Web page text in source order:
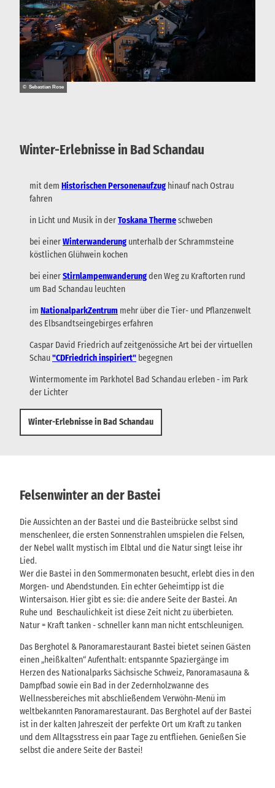
© Sebastian Rose
Winter-Erlebnisse in Bad Schandau
mit dem Historischen Personenaufzug hinauf nach Ostrau
fahren
in Licht und Musik in derToskana Thermeschweben
bei einerWinterwanderung unterhalb der Schrammsteine
köstlichen Glühwein kochen
bei einerStirnlampenwanderungden Weg zu Kraftorten rund
um Bad Schandau leuchten
im NationalparkZentrum mehr über die Tier- und Pflanzenwelt
des Elbsandtseingebirges erfahren
Caspar David Friedrich auf zeitgenössiche Art bei der virtuellen
Schau"CDFriedrich inspiriert" begegnen
Wintermomente im Parkhotel Bad Schandau erleben - im Park
der Lichter
Winter-Erlebnisse in Bad Schandau
Felsenwinter an der Bastei
Die Aussichten an der Bastei und die Basteibrücke selbst sind
menschenleer, die ersten Sonnenstrahlen umspielen die Felsen,
der Nebel wallt mystisch im Elbtal und die Natur singt leise ihr
Lied.
Wer die Bastei in den Sommermonaten besucht, erlebt dies in den
Morgen- und Abendstunden. Ein echter Geheimtipp ist die
Wintersaison. Hier gibt es sie: die andere Seite der Bastei. An
Ruhe und Beschaulichkeit ist diese Zeit nicht zu überbieten.
Natur = Kraft tanken - schneller kann man nicht entschleunigen.
Das Berghotel & Panoramarestaurant Bastei bietet seinen Gästen
einen „heißkalten“ Aufenthalt: entspannte Spaziergänge im
Herzen des Nationalparks Sächsische Schweiz, Panoramasauna &
Dampfbad sowie ein Bad in der Zedernholzwanne des
Wellnessbereiches mit abschließendem Verwöhn-Menü im
weltbekannten Panoramarestaurant. Das Berghotel auf der Bastei
ist in der kalten Jahreszeit der perfekte Ort um Kraft zu tanken
und dem Alltagsstress ein paar Tage zu entfliehen. Genießen Sie
selbst die andere Seite der Bastei!